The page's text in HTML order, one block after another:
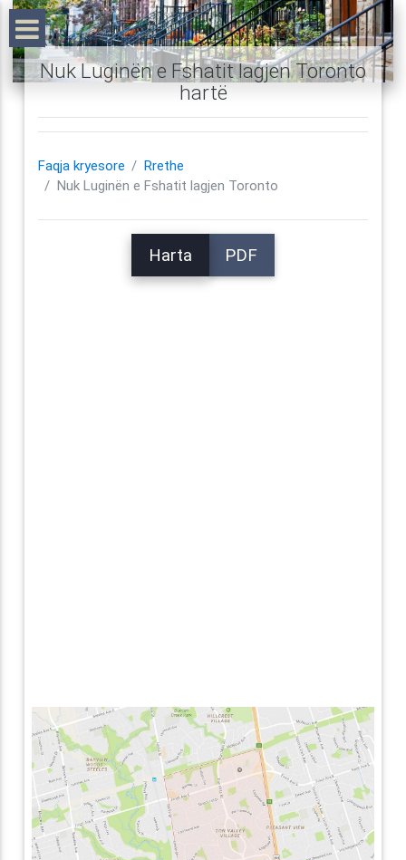
Nuk Luginën e Fshatit lagjen Toronto
hartë
Faqja kryesore
Rrethe
Nuk Luginën e Fshatit lagjen Toronto
Harta PDF